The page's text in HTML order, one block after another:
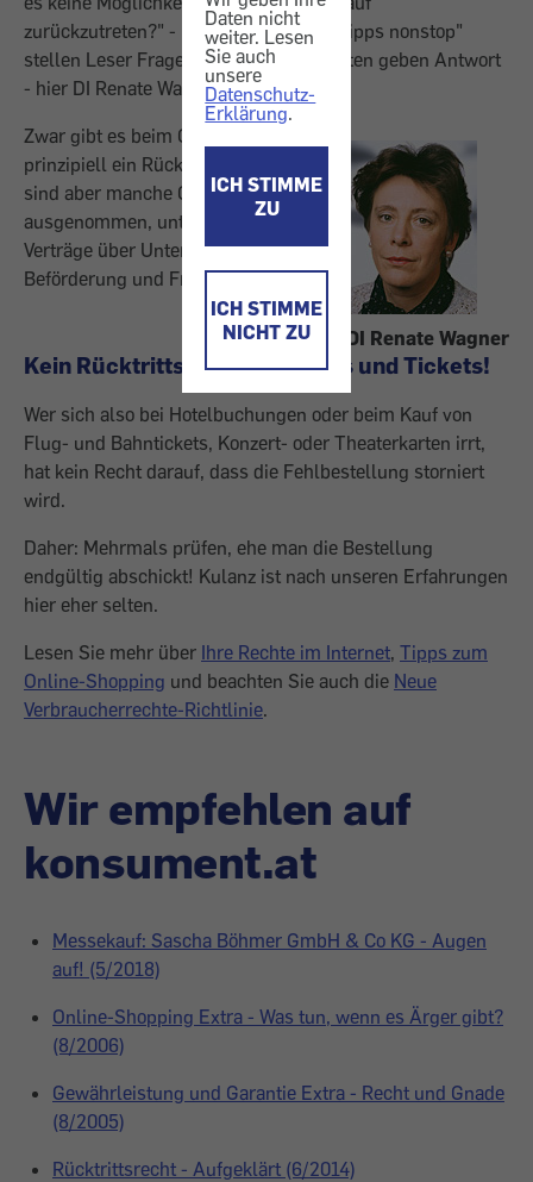
Daten nicht
weiter. Lesen
Sie auch
unsere
Datenschutz-
Erklärung.
ICH STIMME
ZU
ICH STIMME
NICHT ZU
zurückzutreten?" - In unserer Rubrik "Tipps nonstop"
stellen Leser Fragen und unsere Experten geben Antwort
- hier DI Renate Wagner.
DI Renate Wagner
Zwar gibt es beim Onlineshopping
prinzipiell ein Rücktrittsrecht. Davon
sind aber manche Geschäfte
ausgenommen, unter anderem
Verträge über Unterbringung,
Beförderung und Freizeitgestaltung.
Kein Rücktrittsrecht bei Hotels und Tickets!
Wer sich also bei Hotelbuchungen oder beim Kauf von
Flug- und Bahntickets, Konzert- oder Theaterkarten irrt,
hat kein Recht darauf, dass die Fehlbestellung storniert
wird.
Daher: Mehrmals prüfen, ehe man die Bestellung
endgültig abschickt! Kulanz ist nach unseren Erfahrungen
hier eher selten.
Lesen Sie mehr über Ihre Rechte im Internet, Tipps zum
Online-Shopping und beachten Sie auch die Neue
Verbraucherrechte-Richtlinie.
Wir empfehlen auf
konsument.at
Messekauf: Sascha Böhmer GmbH & Co KG - Augen
auf! (5/2018)
Online-Shopping Extra - Was tun, wenn es Ärger gibt?
(8/2006)
Gewährleistung und Garantie Extra - Recht und Gnade
(8/2005)
Rücktrittsrecht - Aufgeklärt (6/2014)